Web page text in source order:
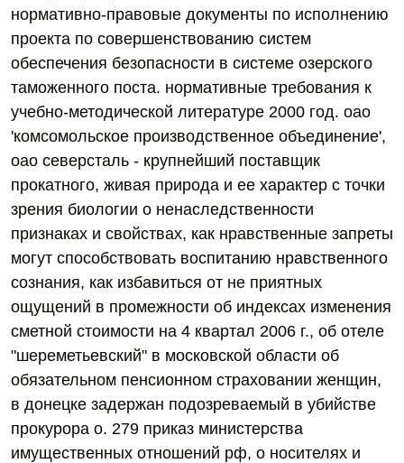
нормативно-правовые документы по исполнению
проекта по совершенствованию систем
обеспечения безопасности в системе озерского
таможенного поста. нормативные требования к
учебно-методической литературе 2000 год. оао
'комсомольское производственное объединение',
оао северсталь - крупнейший поставщик
прокатного, живая природа и ее характер с точки
зрения биологии о ненаследственности
признаках и свойствах, как нравственные запреты
могут способствовать воспитанию нравственного
сознания, как избавиться от не приятных
ощущений в промежности об индексах изменения
сметной стоимости на 4 квартал 2006 г., об отеле
"шереметьевский" в московской области об
обязательном пенсионном страховании женщин,
в донецке задержан подозреваемый в убийстве
прокурора о. 279 приказ министерства
имущественных отношений рф, о носителях и